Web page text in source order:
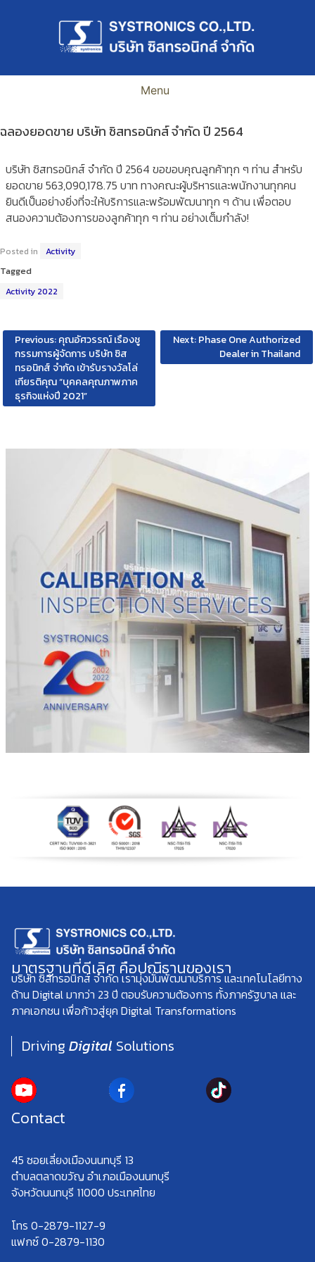
Menu
ฉลองยอดขาย บริษัท ซิสทรอนิกส์ จำกัด ปี 2564
บริษัท ซิสทรอนิกส์ จำกัด ปี 2564 ขอขอบคุณลูกค้าทุก ๆ ท่าน สำหรับ
ยอดขาย 563,090,178.75 บาท ทางคณะผู้บริหารและพนักงานทุกคน
ยินดีเป็นอย่างยิ่งที่จะให้บริการและพร้อมพัฒนาทุก ๆ ด้าน เพื่อตอบ
สนองความต้องการของลูกค้าทุก ๆ ท่าน อย่างเต็มกำลัง!
Posted in Activity
Tagged
Activity 2022
Post
navigation
Previous:คุณอัศวรรณ์ เรืองชู
กรรมการผู้จัดการ บริษัท ซิส
ทรอนิกส์ จำกัด เข้ารับรางวัลโล่
เกียรติคุณ “บุคคลคุณภาพภาค
ธุรกิจแห่งปี 2021”
Next:Phase One Authorized
Dealer in Thailand
มาตรฐานที่ดีเลิศ คือปณิธานของเรา
บริษัท ซิสทรอนิกส์ จำกัด เรามุ่งมั่นพัฒนาบริการ และเทคโนโลยีทาง
ด้าน Digital มากว่า 23 ปี ตอบรับความต้องการ ทั้งภาครัฐบาล และ
ภาคเอกชน เพื่อก้าวสู่ยุค Digital Transformations
Driving Digital Solutions
Contact
45 ซอยเลี่ยงเมืองนนทบุรี 13
ตำบลตลาดขวัญ อำเภอเมืองนนทบุรี
จังหวัดนนทบุรี 11000 ประเทศไทย
โทร 0-2879-1127-9
แฟกซ์ 0-2879-1130